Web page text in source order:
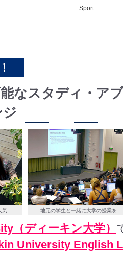
Sport
なスタディ・ア
気 地元の学生と一緒に大学の授業を
（ディーキン大学）
University English